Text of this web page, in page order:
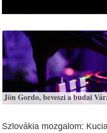
Jön Gordo, beveszi a budai
Szlovákia mozgalom: